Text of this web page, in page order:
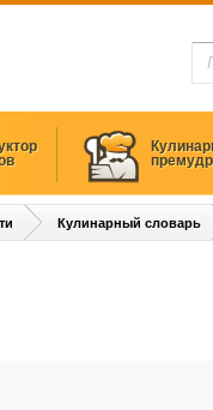
Кулинарный словарь